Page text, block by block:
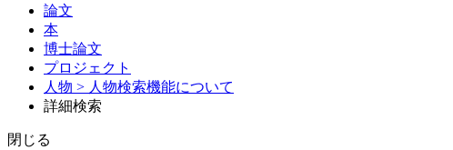
論文
本
博士論文
プロジェクト
人物 > 人物検索機能について
詳細検索
閉じる